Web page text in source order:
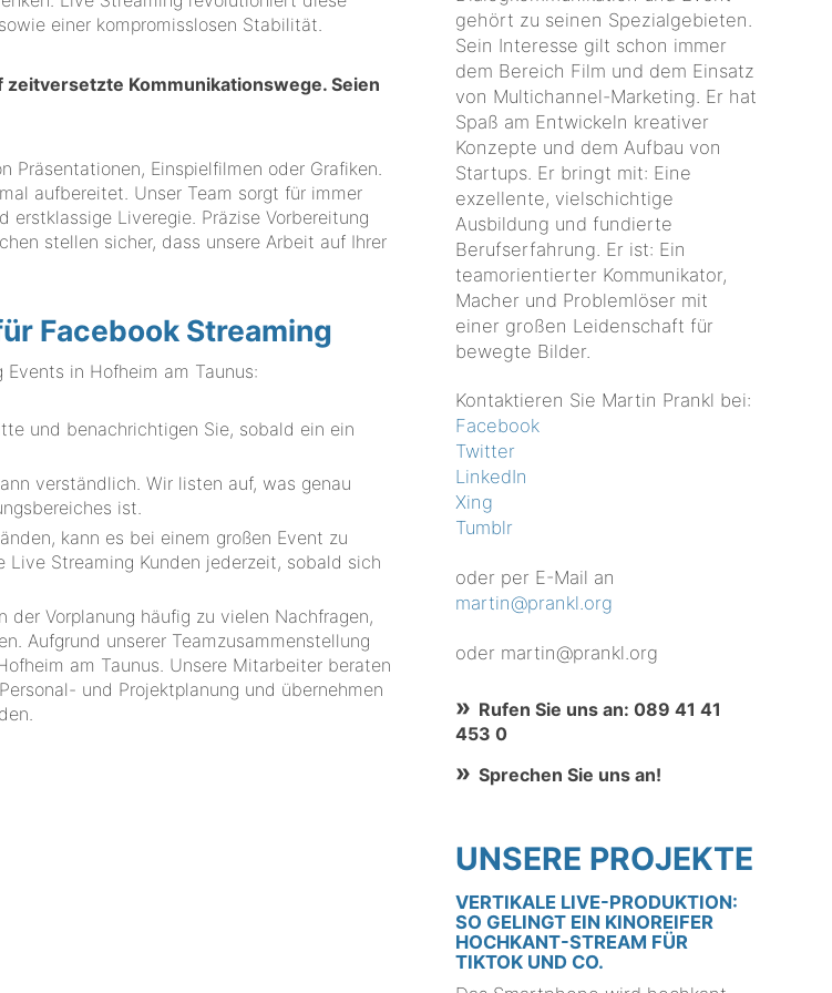
einer kompromisslosen Stabilität.
zeitversetzte Kommunikationswege. Seien
Präsentationen, Einspielfilmen oder Grafiken.
aufbereitet. Unser Team sorgt für immer
Liveregie. Präzise Vorbereitung
stellen sicher, dass unsere Arbeit auf Ihrer
Facebook Streaming
Events in Hofheim am Taunus:
und benachrichtigen Sie, sobald ein ein
verständlich. Wir listen auf, was genau
ist.
kann es bei einem großen Event zu
Live Streaming Kunden jederzeit, sobald sich
Vorplanung häufig zu vielen Nachfragen,
Aufgrund unserer Teamzusammenstellung
am Taunus. Unsere Mitarbeiter beraten
und Projektplanung und übernehmen
gehört zu seinen Spezialgebieten.
Sein Interesse gilt schon immer
dem Bereich Film und dem Einsatz
von Multichannel-Marketing. Er hat
Spaß am Entwickeln kreativer
Konzepte und dem Aufbau von
Startups. Er bringt mit: Eine
exzellente, vielschichtige
Ausbildung und fundierte
Berufserfahrung. Er ist: Ein
teamorientierter Kommunikator,
Macher und Problemlöser mit
einer großen Leidenschaft für
bewegte Bilder.
Kontaktieren Sie Martin Prankl bei:
Facebook
Twitter
LinkedIn
Xing
Tumblr
oder per E-Mail an
martin@prankl.org
oder martin@prankl.org
Rufen Sie uns an: 089 41 41
453 0
Sprechen Sie uns an!
UNSERE PROJEKTE
VERTIKALE LIVE-PRODUKTION:
SO GELINGT EIN KINOREIFER
HOCHKANT-STREAM FÜR
TIKTOK UND CO.